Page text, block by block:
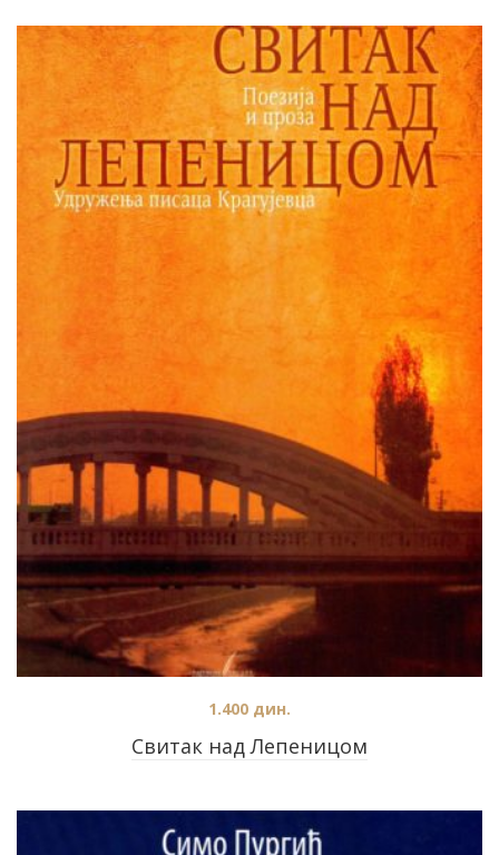
Свитак над Лепеницом
1.400 дин.